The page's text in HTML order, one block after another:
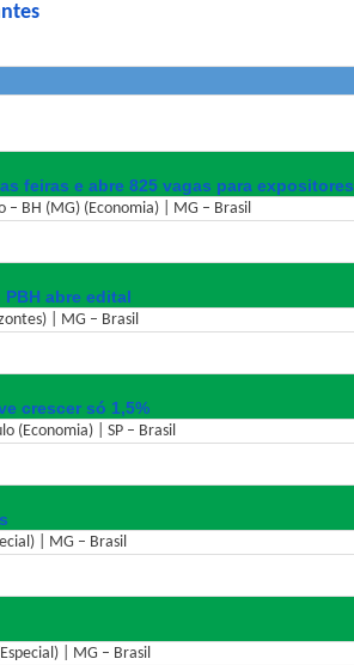
feiras e abre 825 vagas para expositores
BH (MG) (Economia) | MG – Brasil
abre edital
| MG – Brasil
crescer só 1,5%
(Economia) | SP – Brasil
| MG – Brasil
| MG – Brasil